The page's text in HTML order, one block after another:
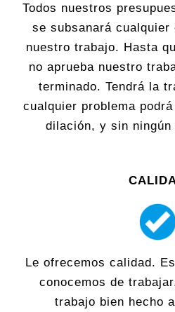
Todos nuestros
se subsanará
nuestro trabajo. Hasta
no aprueba nuestro
terminado. Tendrá la
cualquier problema
dilación, y sin
Le ofrecemos calidad.
conocemos de
trabajo bien hecho